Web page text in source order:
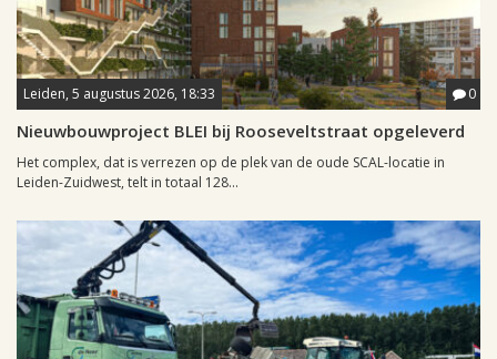
Leiden, 5 augustus 2026, 18:33 0
Nieuwbouwproject BLEI bij Rooseveltstraat opgeleverd
Het complex, dat is verrezen op de plek van de oude SCAL-locatie in
Leiden-Zuidwest, telt in totaal 128...